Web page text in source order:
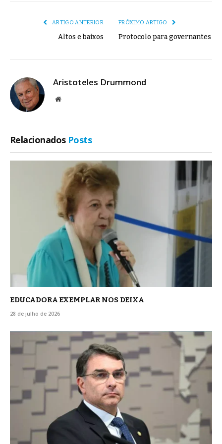
ARTIGO ANTERIOR
Altos e baixos
PRÓXIMO ARTIGO
Protocolo para governantes
Aristoteles Drummond
Site
Relacionados Posts
EDUCADORA EXEMPLAR NOS DEIXA
28 de julho de 2026